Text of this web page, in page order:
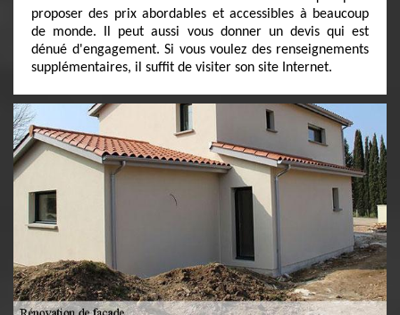
proposer des prix abordables et accessibles à beaucoup
de monde. Il peut aussi vous donner un devis qui est
dénué d'engagement. Si vous voulez des renseignements
supplémentaires, il suffit de visiter son site Internet.